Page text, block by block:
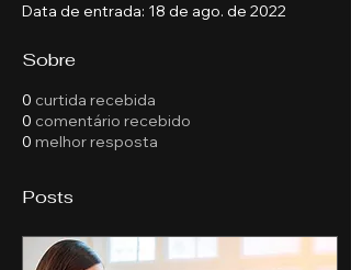
Data de entrada: 18 de ago. de 2022
Sobre
0 curtida recebida
0 comentário recebido
0 melhor resposta
Posts